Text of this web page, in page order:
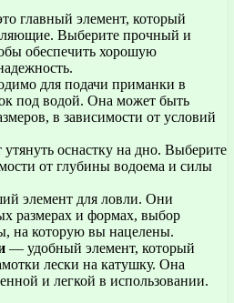
главный элемент, который
Выберите прочный и
обеспечить хорошую
для подачи приманки в
под водой. Она может быть
в зависимости от условий
оснастку на дно. Выберите
от глубины водоема и силы
элемент для ловли. Они
размерах и формах, выбор
на которую вы нацелены.
— удобный элемент, который
лески на катушку. Она
и легкой в использовании.